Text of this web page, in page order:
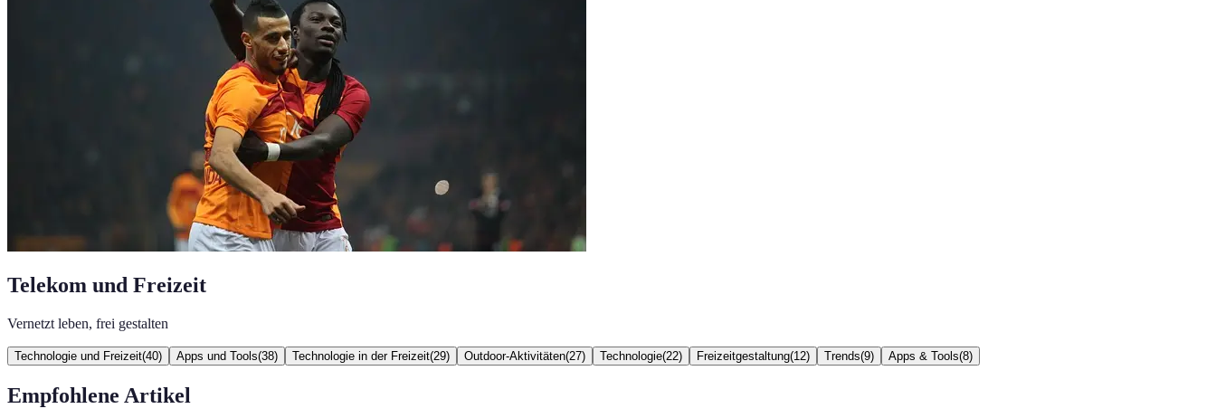
Telekom und Freizeit
Vernetzt leben, frei gestalten
Technologie und Freizeit(40) Apps und Tools(38) Technologie in der Freizeit(29) Outdoor-Aktivitäten(27) Technologie(22) Freizeitgestaltung(12) Trends(9) Apps & Tools(8)
Empfohlene Artikel